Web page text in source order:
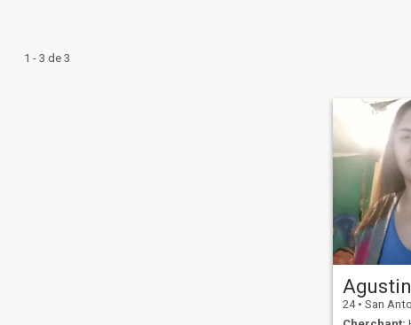
1 - 3 de 3
24 • San